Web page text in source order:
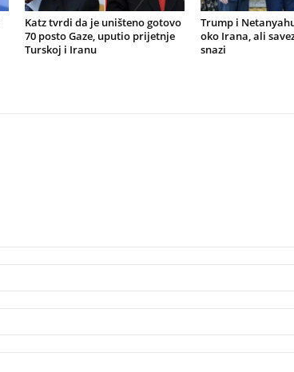
Katz tvrdi da je uništeno gotovo
70 posto Gaze, uputio prijetnje
Turskoj i Iranu
Trump i
oko Irana, ali
snazi